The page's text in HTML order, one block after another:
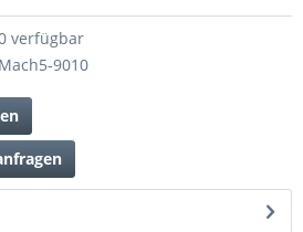
verfügbar
Mach5-9010